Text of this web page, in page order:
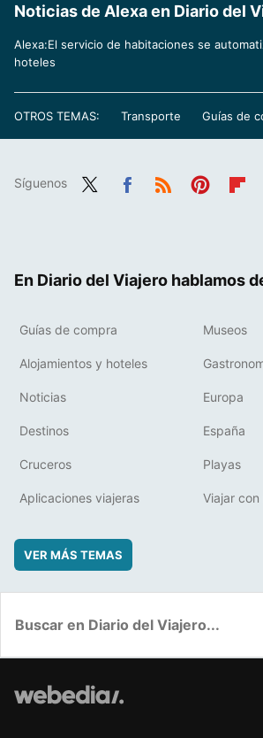
Noticias de Alexa en Diario del
Alexa:El servicio de habitaciones se
hoteles
OTROS TEMAS: Transporte Guías de
Síguenos
En Diario del Viajero hablamos
Guías de compra Museos
Alojamientos y hoteles
Noticias Europa
Destinos España
Cruceros Playas
Aplicaciones viajeras Viajar con
VER MÁS TEMAS